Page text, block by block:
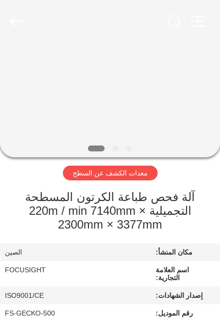
جولة
المعمل
الجودة
معدات الكشف عن السطح
آلة فحص طباعة الكرتون المسطحة
التجميلية 220m / min 7140mm ×
2300mm × 3377mm
مكان المنشأ: الصين
اسم العلامة
التجارية:
FOCUSIGHT
إصدار الشهادات: ISO9001/CE
رقم الموديل: FS-GECKO-500